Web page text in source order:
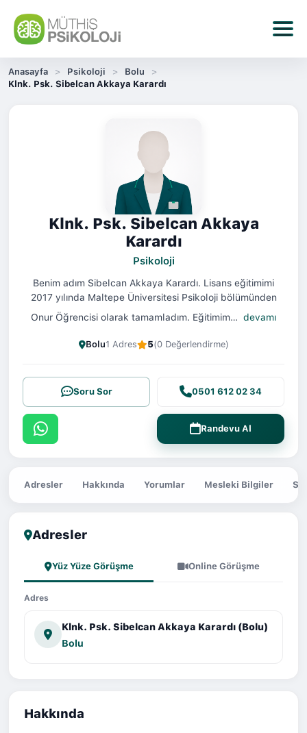
Anasayfa Psikoloji
Bolu
Klnk. Psk. Sibelcan Akkaya Karardı
Klnk. Psk. Sibelcan Akkaya
Karardı
Psikoloji
Benim adım Sibelcan Akkaya Karardı. Lisans eğitimimi
2017 yılında Maltepe Üniversitesi Psikoloji bölümünden
Onur Öğrencisi olarak tamamladım. Eğitimim… devamı
Bolu1 Adres 5(0 Değerlendirme)
Soru Sor 0501 612 02 34
Randevu Al
Adresler Hakkında Yorumlar Mesleki Bilgiler
Adresler
Yüz Yüze Görüşme Online Görüşme
Adres
Klnk. Psk. Sibelcan Akkaya Karardı (Bolu)
Bolu
Hakkında